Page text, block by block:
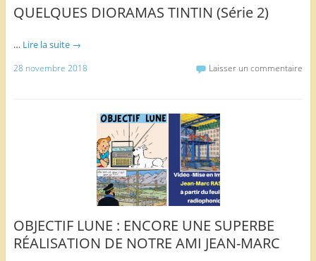
QUELQUES DIORAMAS TINTIN (Série 2)
… Lire la suite →
28 novembre 2018 Laisser un commentaire
OBJECTIF LUNE : ENCORE UNE SUPERBE
RÉALISATION DE NOTRE AMI JEAN-MARC